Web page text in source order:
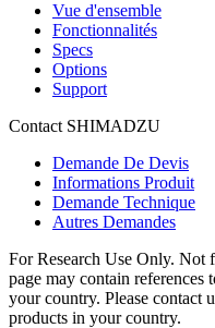
Vue d'ensemble
Fonctionnalités
Specs
Options
Support
Contact SHIMADZU
Demande De Devis
Informations Produit
Demande Technique
Autres Demandes
For Research Use Only. Not
page may contain references
your country. Please contact
products in your country.